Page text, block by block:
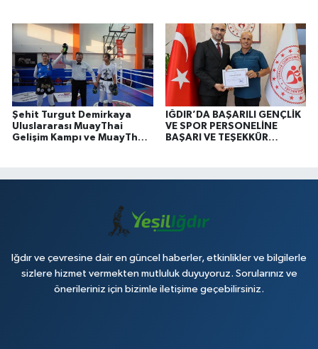
Şehit Turgut Demirkaya
Uluslararası MuayThai
Gelişim Kampı ve MuayThai
IĞDIR’DA BAŞARILI GENÇLİK
VE SPOR PERSONELİNE
BAŞARI VE TEŞEKKÜR
Iğdır ve çevresine dair en güncel haberler, etkinlikler ve bilgilerle
sizlere hizmet vermekten mutluluk duyuyoruz. Sorularınız ve
önerileriniz için bizimle iletişime geçebilirsiniz.